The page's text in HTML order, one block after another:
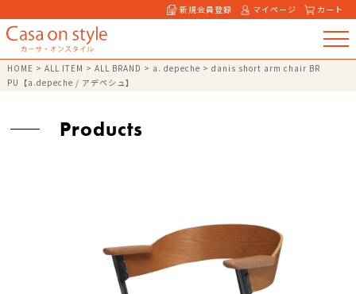
新規会員登録 マイページ カート
HOME > ALL ITEM > ALL BRAND > a. depeche > danis short arm chair BR
PU【a.depeche / アデペシュ】
Products